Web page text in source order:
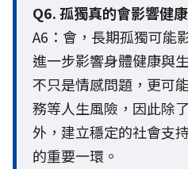
Q6. 孤獨真的會影響健
A6：會，長期孤獨可能
進一步影響身體健康與
不只是情感問題，更可
務等人生風險，因此除
外，建立穩定的社會支
的重要一環。